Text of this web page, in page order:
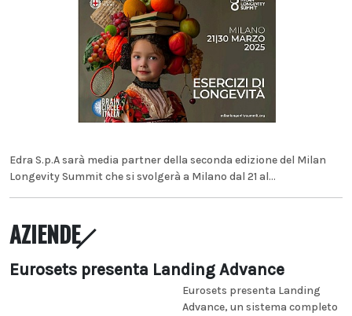
Edra S.p.A sarà media partner della seconda edizione del Milan
Longevity Summit che si svolgerà a Milano dal 21 al...
AZIENDE
Eurosets presenta Landing Advance
Eurosets presenta Landing
Advance, un sistema completo